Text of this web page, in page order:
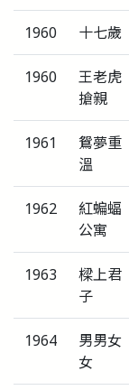
1960 十七歲
1960
王老虎
搶親
1961
鴛夢重
溫
1962
紅蝙蝠
公寓
1963
樑上君
子
1964
男男女
女